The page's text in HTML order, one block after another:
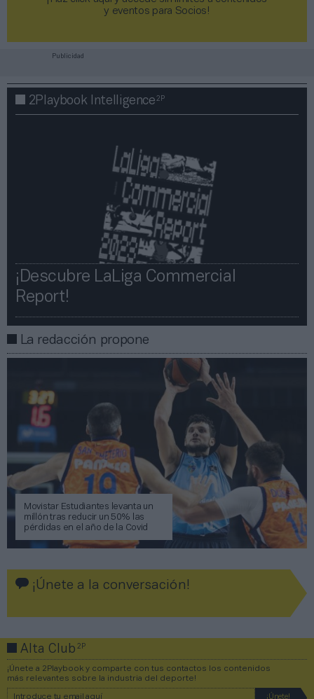
y eventos para Socios!​​​​​​​
Publicidad
2Playbook Intelligence2P
¡Descubre LaLiga Commercial
Report!​​
La redacción propone
Movistar Estudiantes levanta un
millón tras reducir un 50% las
pérdidas en el año de la Covid
¡Únete a la conversación!
Alta Club2P
¡Únete a 2Playbook y comparte con tus contactos los contenidos
más relevantes sobre la industria del deporte!